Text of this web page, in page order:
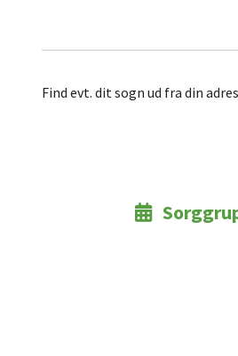
Find evt. dit sogn ud fra din
